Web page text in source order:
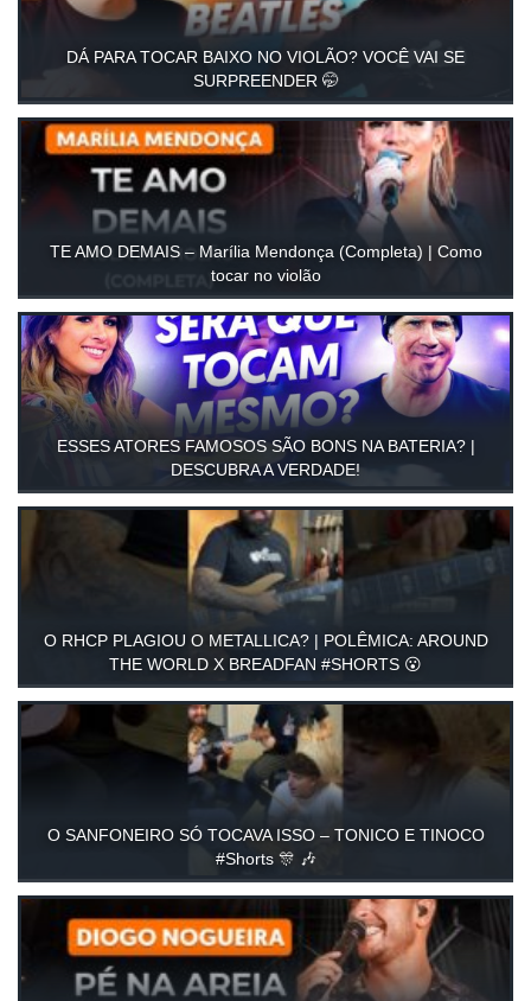
DÁ PARA TOCAR BAIXO NO VIOLÃO? VOCÊ VAI SE
SURPREENDER 🤭
TE AMO DEMAIS – Marília Mendonça (Completa) | Como
tocar no violão
ESSES ATORES FAMOSOS SÃO BONS NA BATERIA? |
DESCUBRA A VERDADE!
O RHCP PLAGIOU O METALLICA? | POLÊMICA: AROUND
THE WORLD X BREADFAN #SHORTS 😮
O SANFONEIRO SÓ TOCAVA ISSO – TONICO E TINOCO
#Shorts 🎊 🎶